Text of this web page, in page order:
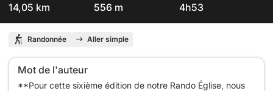
14,05 km 556 m 4h53
Randonnée Aller simple
Mot de l'auteur
**Pour cette sixième édition de notre Rando Église, nous